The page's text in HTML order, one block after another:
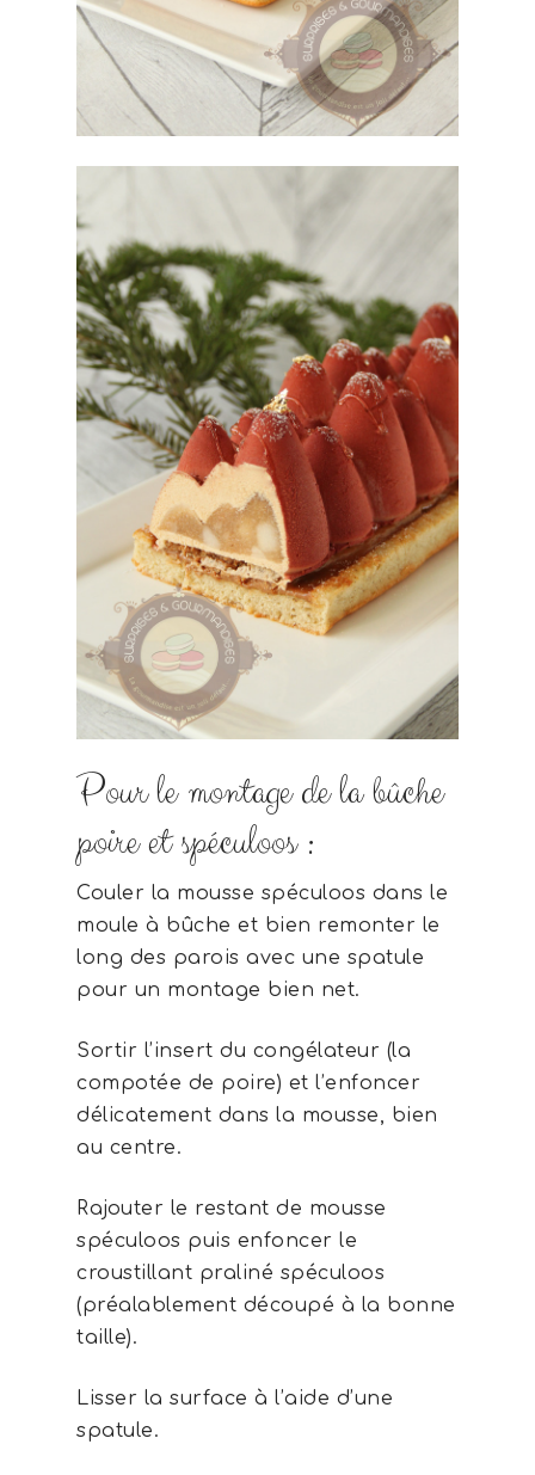
Pour le montage de la bûche
poire et spéculoos :
Couler la mousse spéculoos dans le
moule à bûche et bien remonter le
long des parois avec une spatule
pour un montage bien net.
Sortir l’insert du congélateur (la
compotée de poire) et l’enfoncer
délicatement dans la mousse, bien
au centre.
Rajouter le restant de mousse
spéculoos puis enfoncer le
croustillant praliné spéculoos
(préalablement découpé à la bonne
taille).
Lisser la surface à l’aide d’une
spatule.